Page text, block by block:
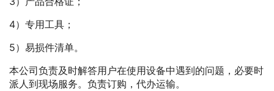
4）专用工具；
5）易损件清单。
本公司负责及时解答用户在使用设备中遇到的问题，必要时
派人到现场服务。负责订购，代办运输。